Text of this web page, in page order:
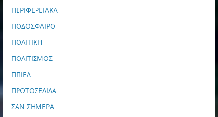
ΠΕΡΙΦΕΡΕΙΑΚΑ
ΠΟΔΟΣΦΑΙΡΟ
ΠΟΛΙΤΙΚΗ
ΠΟΛΙΤΙΣΜΟΣ
ΠΠΙΕΔ
ΠΡΩΤΟΣΕΛΙΔΑ
ΣΑΝ ΣΗΜΕΡΑ